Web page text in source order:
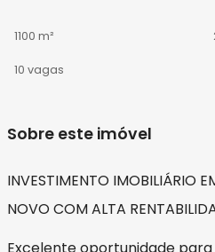
1100 m²
10 vagas
Sobre este imóvel
INVESTIMENTO IMOBILIÁRIO
NOVO COM ALTA
Excelente oportunidade